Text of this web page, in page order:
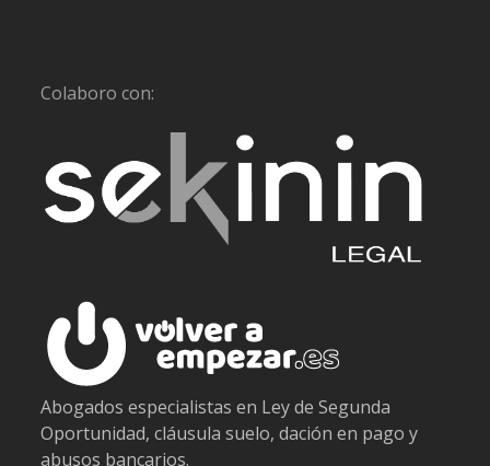
Colaboro con:
Abogados especialistas en Ley de Segunda
Oportunidad, cláusula suelo, dación en pago y
abusos bancarios.